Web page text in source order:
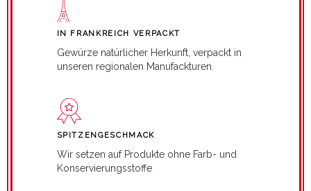
IN FRANKREICH VERPACKT
Gewürze natürlicher Herkunft, verpackt in
unseren regionalen Manufackturen.
SPITZENGESCHMACK
Wir setzen auf Produkte ohne Farb- und
Konservierungsstoffe